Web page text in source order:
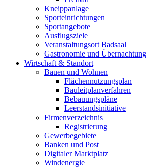
Kneippanlage
Sporteinrichtungen
Sportangebote
Ausflugsziele
Veranstaltungsort Badsaal
Gastronomie und Übernachtung
Wirtschaft & Standort
Bauen und Wohnen
Flächennutzungsplan
Bauleitplanverfahren
Bebauungspläne
Leerstandsinitiative
Firmenverzeichnis
Registrierung
Gewerbegebiete
Banken und Post
Digitaler Marktplatz
Windenergie